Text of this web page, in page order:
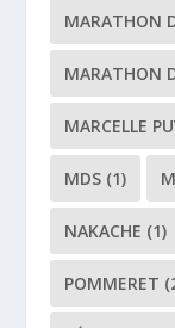
MARATHON
MARATHON
MARCELLE
MDS (1)
NAKACHE (1)
POMMERET